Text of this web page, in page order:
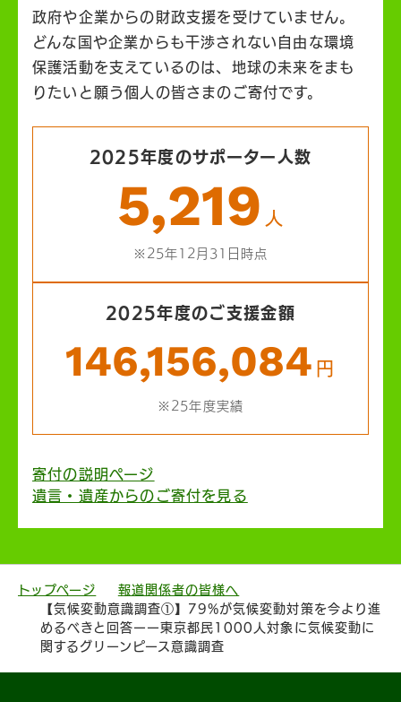
政府や企業からの財政支援を受けていません。
どんな国や企業からも干渉されない自由な環境
保護活動を支えているのは、地球の未来をまも
りたいと願う個人の皆さまのご寄付です。
2025年度のサポーター人数
5,219 人
※25年12月31日時点
2025年度のご支援金額
146,156,084 円
※25年度実績
寄付の説明ページ
遺言・遺産からのご寄付を見る
トップページ
報道関係者の皆様へ
【気候変動意識調査①】79%が気候変動対策を今より進
めるべきと回答ーー東京都民1000人対象に気候変動に
関するグリーンピース意識調査